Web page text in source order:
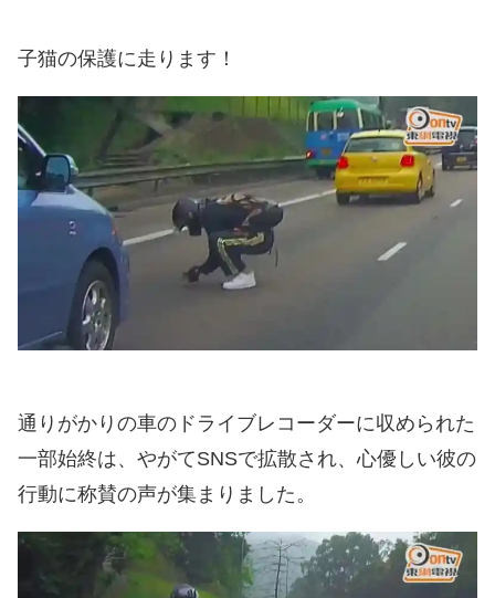
子猫の保護に走ります！
通りがかりの車のドライブレコーダーに収められた
一部始終は、やがてSNSで拡散され、心優しい彼の
行動に称賛の声が集まりました。